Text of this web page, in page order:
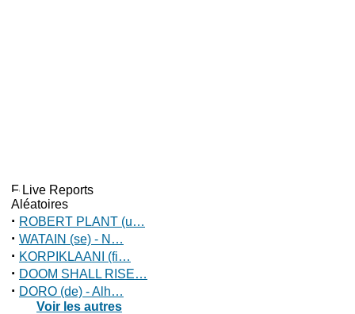
Live Reports
Aléatoires
· ROBERT PLANT (u…
· WATAIN (se) - N…
· KORPIKLAANI (fi…
· DOOM SHALL RISE…
· DORO (de) - Alh…
Voir les autres